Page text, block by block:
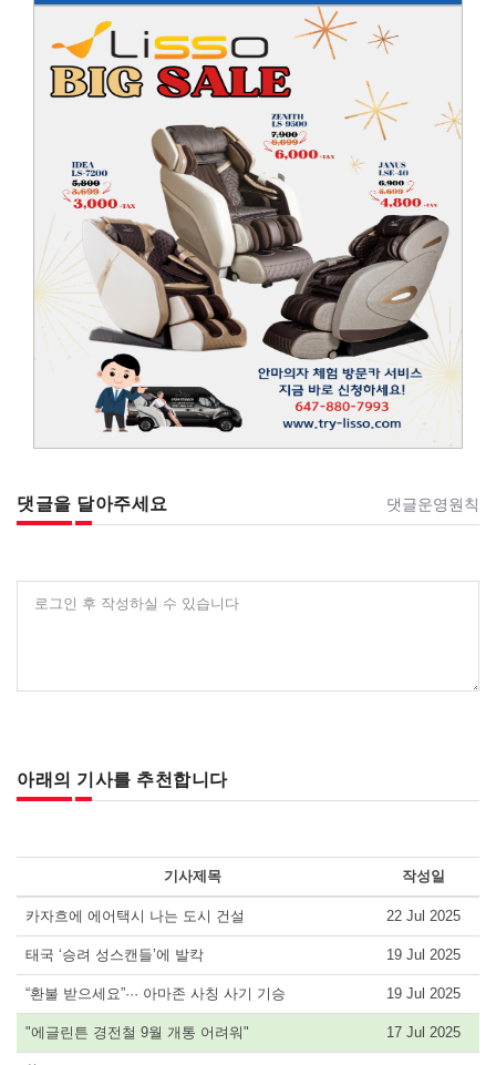
댓글을 달아주세요 댓글운영원칙
로그인 후 작성하실 수 있습니다
아래의 기사를 추천합니다
기사제목 작성일
카자흐에 에어택시 나는 도시 건설 22 Jul 2025
태국 ‘승려 성스캔들’에 발칵 19 Jul 2025
“환불 받으세요”··· 아마존 사칭 사기 기승 19 Jul 2025
"에글린튼 경전철 9월 개통 어려워" 17 Jul 2025